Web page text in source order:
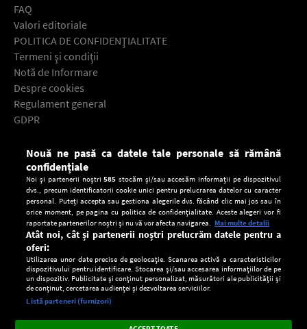
FAQ
Valori editoriale
POLITICA DE CONFIDENŢIALITATE
Termeni şi condiţii
Notă de Informare
Despre cookies
Regulament general
GDPR
Descarcă gratuit aplicaţia Europa FM pentru smartphone:
Setări:
Dark
Radio live, podcasturi, știri și alerte
Nouă ne pasă ca datele tale personale să rămână
confidențiale
Noi și partenerii noștri585 stocăm și/sau accesăm informații pe dispozitivul
dvs., precum identificatorii cookie unici pentru prelucrarea datelor cu caracter
personal. Puteți accepta sau gestiona alegerile dvs. făcând clic mai jos sau în
orice moment, pe pagina cu politica de confidențialitate. Aceste alegeri vor fi
raportate partenerilor noștri și nu vă vor afecta navigarea. Mai multe detalii
Atât noi, cât și partenerii noștri prelucrăm datele pentru a
oferi:
Utilizarea unor date precise de geolocație. Scanarea activă a caracteristicilor
dispozitivului pentru identificare. Stocarea și/sau accesarea informațiilor de pe
un dispozitiv. Publicitate și conținut personalizat, măsurători ale publicității și
de conținut, cercetarea audienței și dezvoltarea serviciilor.
Listă parteneri (furnizori)